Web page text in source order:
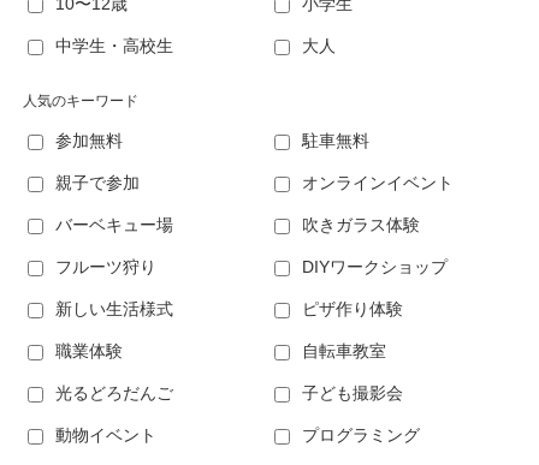
中学生・高校生 大人
人気のキーワード
参加無料 駐車無料
親子で参加 オンラインイベント
バーベキュー場 吹きガラス体験
フルーツ狩り DIYワークショップ
新しい生活様式 ピザ作り体験
職業体験 自転車教室
光るどろだんご 子ども撮影会
動物イベント プログラミング